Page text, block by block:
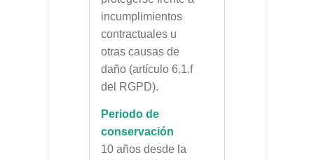
incumplimientos
contractuales u
otras causas de
daño (artículo 6.1.f
del RGPD).
Periodo de
conservación
10 años desde la